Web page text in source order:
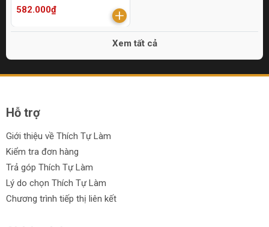
582.000₫
Xem tất cả
Hỗ trợ
Giới thiệu về Thích Tự Làm
Kiểm tra đơn hàng
Trả góp Thích Tự Làm
Lý do chọn Thích Tự Làm
Chương trình tiếp thị liên kết